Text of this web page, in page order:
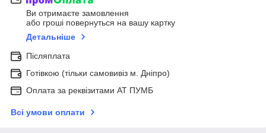
Ви отримаєте замовлення
або гроші повернуться на вашу картку
Детальніше
Післяплата
Готівкою (тільки самовивіз м. Дніпро)
Оплата за реквізитами АТ ПУМБ
Всі умови оплати